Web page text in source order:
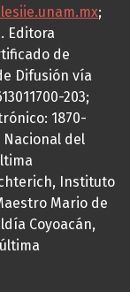
;
Editora
de
Difusión vía
203;
1870-
del
Instituto
Mario de
Coyoacán,